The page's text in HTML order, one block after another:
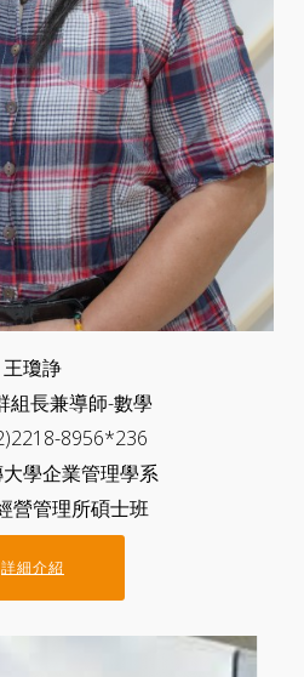
王瓊諍
組長兼導師-數學
8956*236
學企業管理學系
營管理所碩士班
詳細介紹